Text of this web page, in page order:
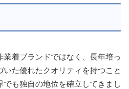
業着ブランドではなく、長年培っ
いた優れたクオリティを持つこと
でも独自の地位を確立してきまし